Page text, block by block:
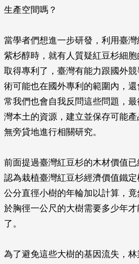
生產空間嗎？
當學者們想進一步研發，利用臺
紫杉醇時，就有人質疑紅豆杉細
取得專利了，臺灣有能力跟國外
術可能也在國外專利的範圍內，
常我們也會自我反問這些問題，
灣本土的資源，建立並保存可能
無旁貸地進行相關研究。
前面提過臺灣紅豆杉的木材價值
認為栽植臺灣紅豆杉經濟價值鐵
公分直徑小樹的年輪加以計算，
於胸徑一公尺的大樹需要多少年
了。
為了避免這些大樹的基因流失，